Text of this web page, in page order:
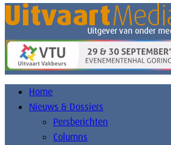
Home
Nieuws & Dossiers
Persberichten
Columns